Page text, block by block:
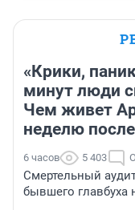
«Крики,
минут люди
Чем живет
неделю
6 часов 5 403
Смертельный
бывшего